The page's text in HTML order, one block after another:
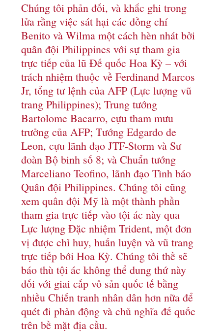
Chúng tôi phản đối, và khắc ghi trong
lửa rằng việc sát hại các đồng chí
Benito và Wilma một cách hèn nhát bởi
quân đội Philippines với sự tham gia
trực tiếp của lũ Đế quốc Hoa Kỳ – với
trách nhiệm thuộc về Ferdinand Marcos
Jr, tổng tư lệnh của AFP (Lực lượng vũ
trang Philippines); Trung tướng
Bartolome Bacarro, cựu tham mưu
trưởng của AFP; Tướng Edgardo de
Leon, cựu lãnh đạo JTF-Storm và Sư
đoàn Bộ binh số 8; và Chuẩn tướng
Marceliano Teofino, lãnh đạo Tình báo
Quân đội Philippines. Chúng tôi cũng
xem quân đội Mỹ là một thành phần
tham gia trực tiếp vào tội ác này qua
Lực lượng Đặc nhiệm Trident, một đơn
vị được chỉ huy, huấn luyện và vũ trang
trực tiếp bới Hoa Kỳ. Chúng tôi thề sẽ
báo thù tội ác không thể dung thứ này
đối với giai cấp vô sản quốc tế bằng
nhiều Chiến tranh nhân dân hơn nữa để
quét đi phản động và chủ nghĩa đế quốc
trên bề mặt địa cầu.